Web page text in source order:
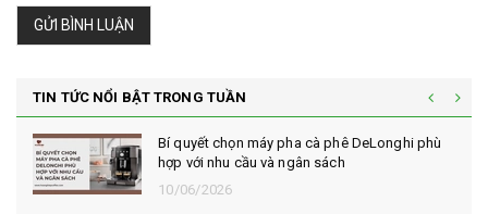
GỬI BÌNH LUẬN
TIN TỨC NỔI BẬT TRONG TUẦN
Bí quyết chọn máy pha cà phê DeLonghi phù
hợp với nhu cầu và ngân sách
10/06/2026